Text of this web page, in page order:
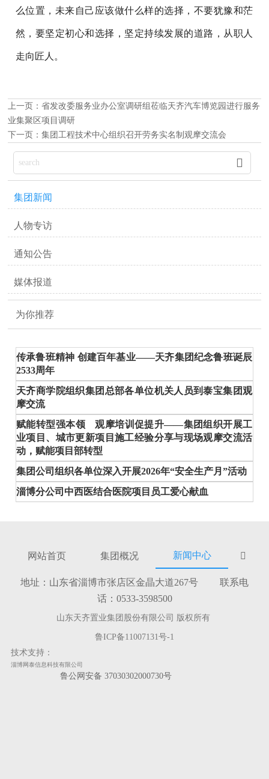
么位置，未来自己应该做什么样的选择，不要犹豫和茫
然，要坚定初心和选择，坚定持续发展的道路，从职人
走向匠人。
上一页：省发改委服务业办公室调研组莅临天齐汽车博览园进行服务
业集聚区项目调研
下一页：集团工程技术中心组织召开劳务实名制观摩交流会

集团新闻
人物专访
通知公告
媒体报道
为你推荐
传承鲁班精神 创建百年基业——天齐集团纪念鲁班诞辰
2533周年
天齐商学院组织集团总部各单位机关人员到泰宝集团观
摩交流
赋能转型强本领 观摩培训促提升——集团组织开展工
业项目、城市更新项目施工经验分享与现场观摩交流活
动，赋能项目部转型
集团公司组织各单位深入开展2026年“安全生产月”活动
淄博分公司中西医结合医院项目员工爱心献血
网站首页 集团概况 新闻中心 
地址：山东省淄博市张店区金晶大道267号 联系电
话：0533-3598500
山东天齐置业集团股份有限公司 版权所有
鲁ICP备11007131号-1
技术支持：
淄博网泰信息科技有限公司
鲁公网安备 37030302000730号